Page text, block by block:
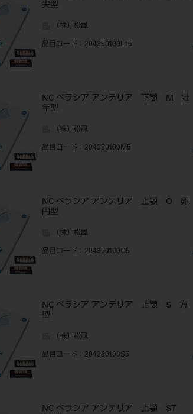
尖型
（株）松風
品目コード ：204350100LT5
NC ベラシア アンテリア 下顎 M 壮
年型
（株）松風
品目コード ：204350100M5
NC ベラシア アンテリア 上顎 O 卵
円型
（株）松風
品目コード ：204350100O5
NC ベラシア アンテリア 上顎 S 方
型
（株）松風
品目コード ：204350100S5
NC ベラシア アンテリア 上顎 ST